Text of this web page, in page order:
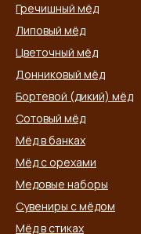
Гречишный мёд
Липовый мёд
Цветочный мёд
Донниковый мёд
Бортевой (дикий) мёд
Сотовый мёд
Мёд в банках
Мёд с орехами
Медовые наборы
Сувениры с мёдом
Мёд в стиках